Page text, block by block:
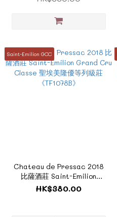
Saint-Emilion GCC
Chateau de Pressac 2018
比薩酒莊 Saint-Emilion
Grand Cru Classe 聖埃美隆優
等列級莊 《TF1078B》
HK$380.00